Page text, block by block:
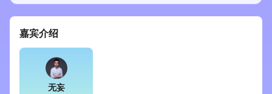
行业洞察
品牌消费观
嘉宾介绍
无妄